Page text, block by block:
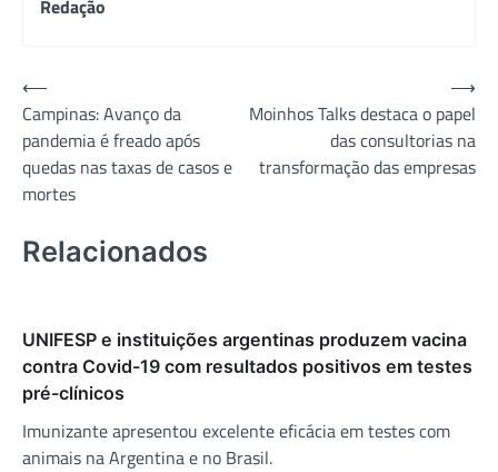
Redação
Navegação
de
Post
⟵
Campinas: Avanço da
pandemia é freado após
quedas nas taxas de casos e
mortes
Moinhos Talks destaca o papel
das consultorias na
transformação das empresas
⟶
Relacionados
UNIFESP e instituições argentinas produzem vacina
contra Covid-19 com resultados positivos em testes
pré-clínicos
Imunizante apresentou excelente eficácia em testes com
animais na Argentina e no Brasil.